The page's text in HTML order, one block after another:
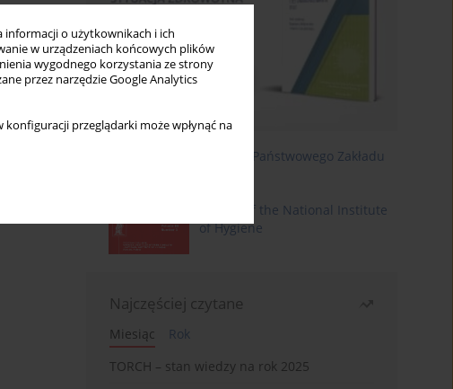
informacji o użytkownikach i ich
w urządzeniach końcowych plików
wygodnego korzystania ze strony
przez narzędzie Google Analytics
przeglądarki może wpłynąć na
Roczniki Państwowego Zakładu
Annals of the National Institute
of Hygiene
Najczęściej czytane
Miesiąc
Rok
TORCH – stan wiedzy na rok 2025